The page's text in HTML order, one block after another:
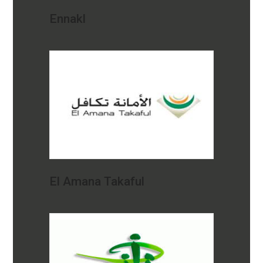
Ennakl
El Amana Takaful